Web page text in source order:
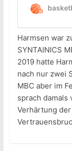
Harmsen war
SYNTAINICS
2019 hatte
nach nur zwei
MBC aber im
sprach damals
Verhärtung